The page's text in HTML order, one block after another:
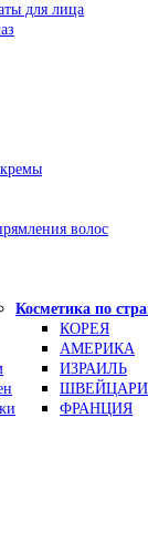
для лица
волос
Косметика по
КОРЕЯ
АМЕРИКА
ИЗРАИЛЬ
ФРАНЦИЯ